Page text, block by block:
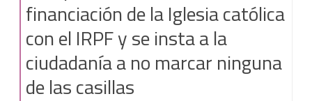
financiación de la Iglesia católica
con el IRPF y se insta a la
ciudadanía a no marcar ninguna
de las casillas